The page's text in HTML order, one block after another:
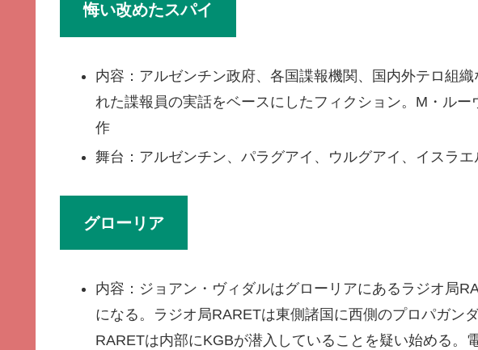
悔い改めたスパイ
内容：アルゼンチン政府、各国諜報機関、国内外テロ組
れた諜報員の実話をベースにしたフィクション。M・ル
作
舞台：アルゼンチン、パラグアイ、ウルグアイ、イスラエ
グローリア
内容：ジョアン・ヴィダルはグローリアにあるラジオ局
になる。ラジオ局RARETは東側諸国に西側のプロパガン
RARETは内部にKGBが潜入していることを疑い始める。